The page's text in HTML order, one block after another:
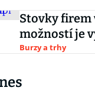
Stovky firem
možností je
Burzy a trhy